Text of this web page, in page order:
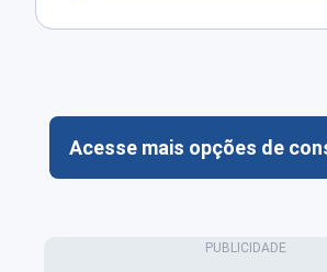
Acesse mais opções de